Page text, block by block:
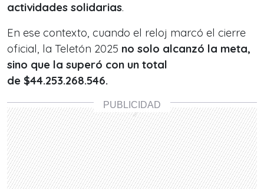
actividades solidarias.
En ese contexto, cuando el reloj marcó el cierre
oficial, la Teletón 2025 no solo alcanzó la meta,
sino que la superó con un total
de $44.253.268.546.